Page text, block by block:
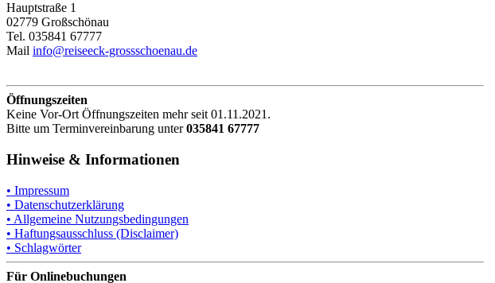
Hauptstraße 1
02779 Großschönau
Tel. 035841 67777
Mail info@reiseeck-grossschoenau.de
Öffnungszeiten
Keine Vor-Ort Öffnungszeiten mehr seit 01.11.2021.
Bitte um Terminvereinbarung unter035841 67777
Hinweise & Informationen
• Impressum
• Datenschutzerklärung
• Allgemeine Nutzungsbedingungen
• Haftungsausschluss (Disclaimer)
• Schlagwörter
Für Onlinebuchungen